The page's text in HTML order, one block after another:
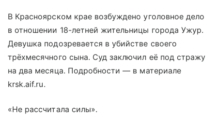
В Красноярском крае возбуждено уголовное дело
в отношении 18-летней жительницы города Ужур.
Девушка подозревается в убийстве своего
трёхмесячного сына. Суд заключил её под стражу
на два месяца. Подробности — в материале
krsk.aif.ru.
«Не рассчитала силы».